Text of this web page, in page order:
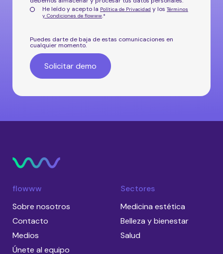
He leído y acepto la Política de Privacidad y los Términos
y Condiciones de flowww.*
Puedes darte de baja de estas comunicaciones en
cualquier momento.
flowww
Sobre nosotros
Contacto
Medios
Únete al equipo
Sectores
Medicina estética
Belleza y bienestar
Salud